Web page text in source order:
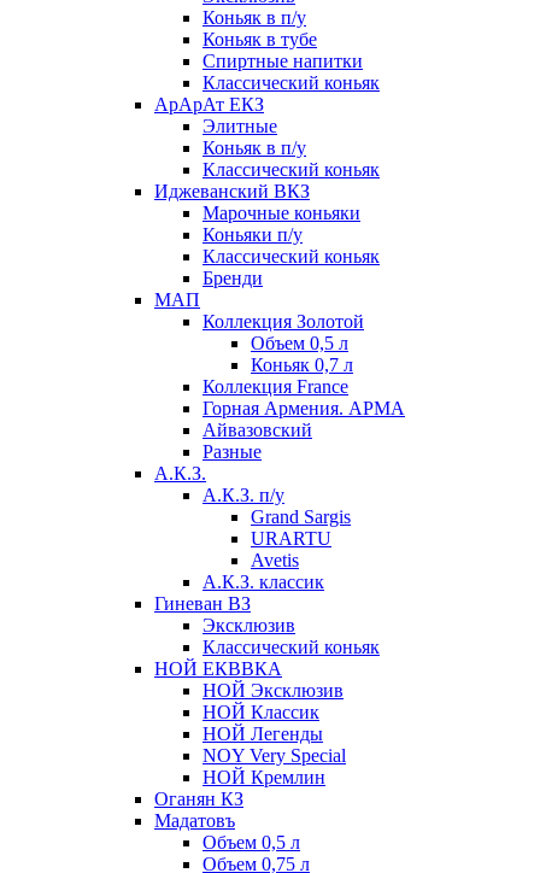
Коньяк в п/у
Коньяк в тубе
Спиртные напитки
Классический коньяк
АрАрАт ЕКЗ
Элитные
Коньяк в п/у
Классический коньяк
Иджеванский ВКЗ
Марочные коньяки
Коньяки п/у
Классический коньяк
Бренди
МАП
Коллекция Золотой
Объем 0,5 л
Коньяк 0,7 л
Коллекция France
Горная Армения. АРМА
Айвазовский
Разные
А.К.З.
А.К.З. п/у
Grand Sargis
URARTU
Avetis
А.К.З. классик
Гиневан ВЗ
Эксклюзив
Классический коньяк
НОЙ ЕКВВКА
НОЙ Эксклюзив
НОЙ Классик
НОЙ Легенды
NOY Very Speсial
НОЙ Кремлин
Оганян КЗ
Мадатовъ
Объем 0,5 л
Объем 0,75 л